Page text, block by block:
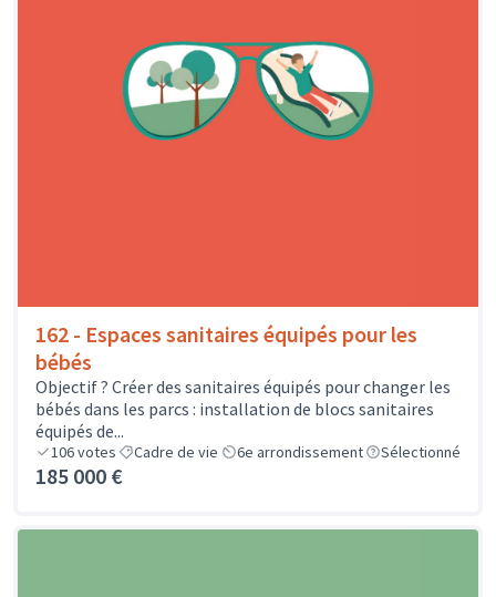
162 - Espaces sanitaires équipés pour les
bébés
Objectif ? Créer des sanitaires équipés pour changer les
bébés dans les parcs : installation de blocs sanitaires
équipés de...
106votes Cadre de vie 6e arrondissement Sélectionné
185 000 €